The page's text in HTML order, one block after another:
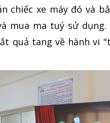
chiếc xe máy đó và
mua ma tuý sử dụng.
quả tang về hành vi